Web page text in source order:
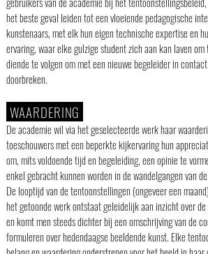
het beste geval leiden tot een vloeiende pedagogische
kunstenaars, met elk hun eigen technische expertise en
ervaring, waar elke gulzige student zich aan kan laven
diende te volgen om met een nieuwe begeleider in
doorbreken.
WAARDERING
De academie wil via het geselecteerde werk haar
toeschouwers met een beperkte kijkervaring hun
om, mits voldoende tijd en begeleiding, een opinie te
enkel gebracht kunnen worden in de wandelgangen van
De looptijd van de tentoonstellingen (ongeveer een
het getoonde werk ontstaat geleidelijk aan inzicht over
en komt men steeds dichter bij een omschrijving van de
formuleren over hedendaagse beeldende kunst. Elke